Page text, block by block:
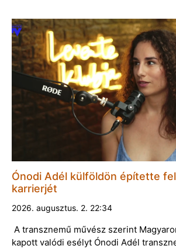
Ónodi Adél külföldön építette
karrierjét
2026. augusztus. 2. 22:34
A transznemű művész szerint
kapott valódi esélyt Ónodi Adél